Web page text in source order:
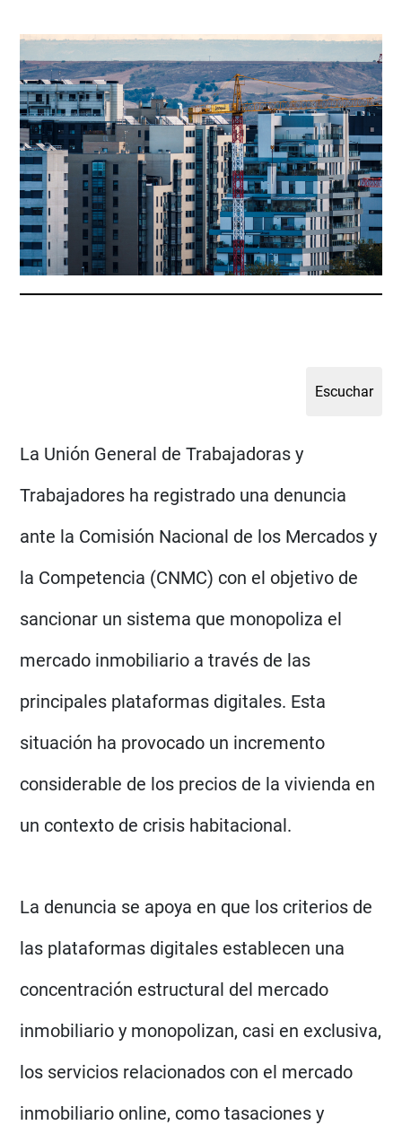
La Unión General de Trabajadoras y
Trabajadores ha registrado una denuncia
ante la Comisión Nacional de los Mercados y
la Competencia (CNMC) con el objetivo de
sancionar un sistema que monopoliza el
mercado inmobiliario a través de las
principales plataformas digitales. Esta
situación ha provocado un incremento
considerable de los precios de la vivienda en
un contexto de crisis habitacional.
La denuncia se apoya en que los criterios de
las plataformas digitales establecen una
concentración estructural del mercado
inmobiliario y monopolizan, casi en exclusiva,
los servicios relacionados con el mercado
inmobiliario online, como tasaciones y